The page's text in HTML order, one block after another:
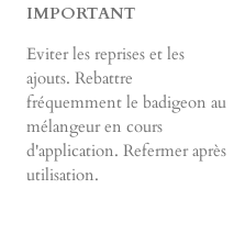
IMPORTANT
Eviter les reprises et les
ajouts. Rebattre
fréquemment le badigeon au
mélangeur en cours
d'application. Refermer après
utilisation.